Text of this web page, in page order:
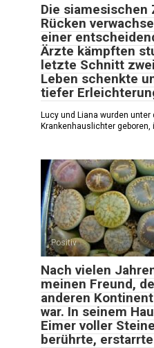
Die siamesischen
Rücken
einer
Ärzte kämpften
letzte Schnitt
Leben schenkte
tiefer
Lucy und Liana wurden
Krankenhauslichter geboren,
Positiv
Nach vielen
meinen Freund,
anderen
war. In seinem
Eimer voller
berührte,